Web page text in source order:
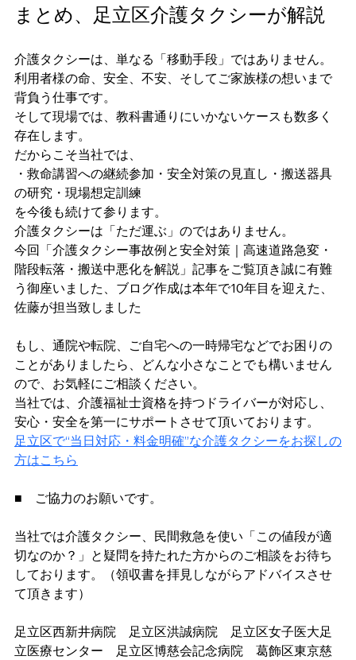
まとめ、足立区介護タクシーが解説
介護タクシーは、単なる「移動手段」ではありません。
利用者様の命、安全、不安、そしてご家族様の想いまで
背負う仕事です。
そして現場では、教科書通りにいかないケースも数多く
存在します。
だからこそ当社では、
・救命講習への継続参加・安全対策の見直し・搬送器具
の研究・現場想定訓練
を今後も続けて参ります。
介護タクシーは「ただ運ぶ」のではありません。
今回「介護タクシー事故例と安全対策｜高速道路急変・
階段転落・搬送中悪化を解説」記事をご覧頂き誠に有難
う御座いました、ブログ作成は本年で10年目を迎えた、
佐藤が担当致しました
もし、通院や転院、ご自宅への一時帰宅などでお困りの
ことがありましたら、どんな小さなことでも構いません
ので、お気軽にご相談ください。
当社では、介護福祉士資格を持つドライバーが対応し、
安心・安全を第一にサポートさせて頂いております。
足立区で“当日対応・料金明確”な介護タクシーをお探しの
方はこちら
■　ご協力のお願いです。
当社では介護タクシー、民間救急を使い「この値段が適
切なのか？」と疑問を持たれた方からのご相談をお待ち
しております。（領収書を拝見しながらアドバイスさせ
て頂きます）
足立区西新井病院　足立区洪誠病院　足立区女子医大足
立医療センター　足立区博慈会記念病院　葛飾区東京慈